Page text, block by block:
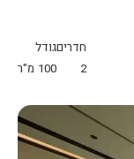
חדרים
2
גודל
100 מ"ר